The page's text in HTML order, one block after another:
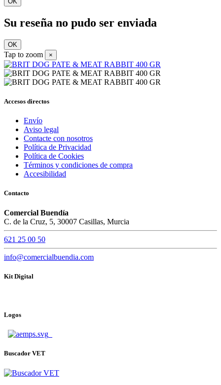
Su reseña no pudo ser enviada
OK
Tap to zoom ×
Accesos directos
Envío
Aviso legal
Contacte con nosotros
Política de Privacidad
Política de Cookies
Términos y condiciones de compra
Accesibilidad
Contacto
Comercial Buendía
C. de la Cruz, 5, 30007 Casillas, Murcia
621 25 00 50
info@comercialbuendia.com
Kit Digital
Logos
Buscador VET